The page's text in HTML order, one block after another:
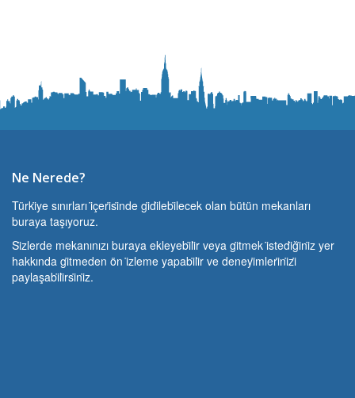
Ne Nerede?
Türki̇ye sınırları i̇çeri̇si̇nde gi̇di̇lebi̇lecek olan bütün mekanları
buraya taşıyoruz.
Si̇zlerde mekanınızı buraya ekleyebi̇li̇r veya gi̇tmek i̇stedi̇ği̇ni̇z yer
hakkında gi̇tmeden ön i̇zleme yapabi̇li̇r ve deneyi̇mleri̇ni̇zi̇
paylaşabi̇li̇rsi̇ni̇z.